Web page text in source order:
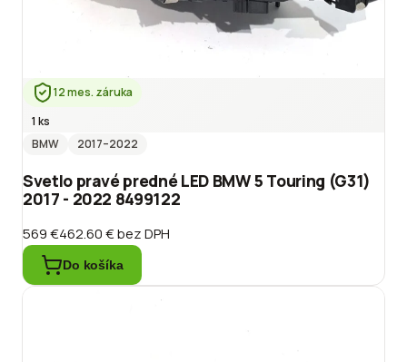
12 mes. záruka
1 ks
BMW
2017–2022
Svetlo pravé predné LED BMW 5 Touring (G31)
2017 - 2022 8499122
569 €462.60 €bez DPH
Do košíka